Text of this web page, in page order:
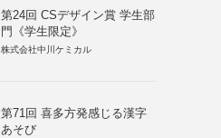
第24回 CSデザイン賞 学生部
門《学生限定》
株式会社中川ケミカル
第71回 喜多方発感じる漢字
あそび